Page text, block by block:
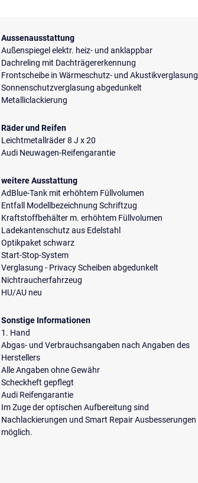
Aussenausstattung
Außenspiegel elektr. heiz- und anklappbar
Dachreling mit Dachträgererkennung
Frontscheibe in Wärmeschutz- und Akustikverglasung
Sonnenschutzverglasung abgedunkelt
Metalliclackierung
Räder und Reifen
Leichtmetallräder 8 J x 20
Audi Neuwagen-Reifengarantie
weitere Ausstattung
AdBlue-Tank mit erhöhtem Füllvolumen
Entfall Modellbezeichnung Schriftzug
Kraftstoffbehälter m. erhöhtem Füllvolumen
Ladekantenschutz aus Edelstahl
Optikpaket schwarz
Start-Stop-System
Verglasung - Privacy Scheiben abgedunkelt
Nichtraucherfahrzeug
HU/AU neu
Sonstige Informationen
1. Hand
Abgas- und Verbrauchsangaben nach Angaben des
Herstellers
Alle Angaben ohne Gewähr
Scheckheft gepflegt
Audi Reifengarantie
Im Zuge der optischen Aufbereitung sind
Nachlackierungen und Smart Repair Ausbesserungen
möglich.